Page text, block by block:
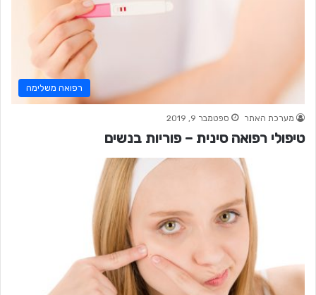
רפואה משלימה
מערכת האתר ספטמבר 9, 2019
טיפולי רפואה סינית – פוריות בנשים